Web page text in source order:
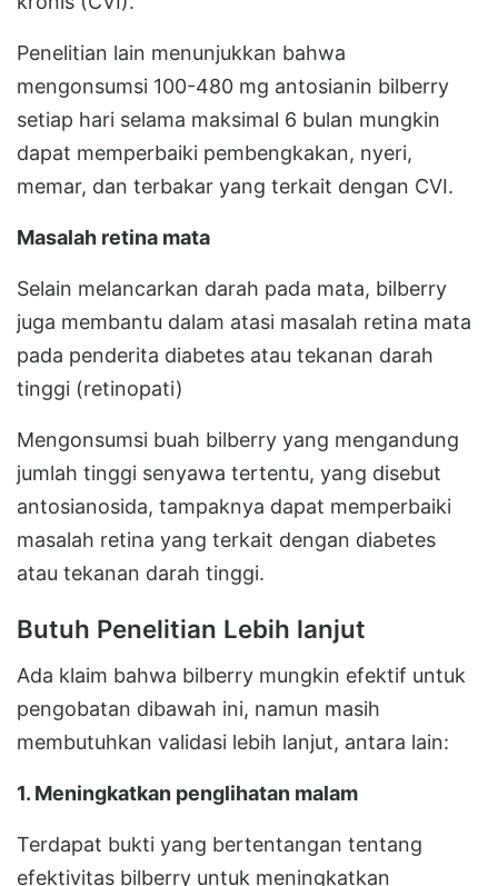
Penelitian lain menunjukkan bahwa
mengonsumsi 100-480 mg antosianin bilberry
setiap hari selama maksimal 6 bulan mungkin
dapat memperbaiki pembengkakan, nyeri,
memar, dan terbakar yang terkait dengan CVI.
Masalah retina mata
Selain melancarkan darah pada mata, bilberry
juga membantu dalam atasi masalah retina mata
pada penderita diabetes atau tekanan darah
tinggi (retinopati)
Mengonsumsi buah bilberry yang mengandung
jumlah tinggi senyawa tertentu, yang disebut
antosianosida, tampaknya dapat memperbaiki
masalah retina yang terkait dengan diabetes
atau tekanan darah tinggi.
Butuh Penelitian Lebih lanjut
Ada klaim bahwa bilberry mungkin efektif untuk
pengobatan dibawah ini, namun masih
membutuhkan validasi lebih lanjut, antara lain:
1. Meningkatkan penglihatan malam
Terdapat bukti yang bertentangan tentang
efektivitas bilberry untuk meningkatkan